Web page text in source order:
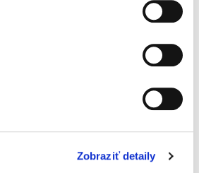
Zobraziť detaily